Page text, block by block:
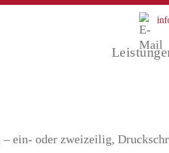
ein- oder zweizeilig,